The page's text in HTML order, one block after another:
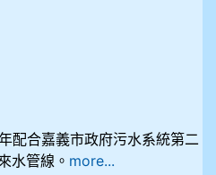
配合嘉義市政府污水系統第二
水管線。 more...